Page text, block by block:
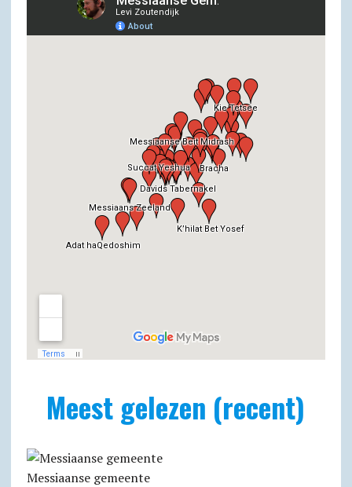
Meest gelezen (recent)
Messiaanse gemeente